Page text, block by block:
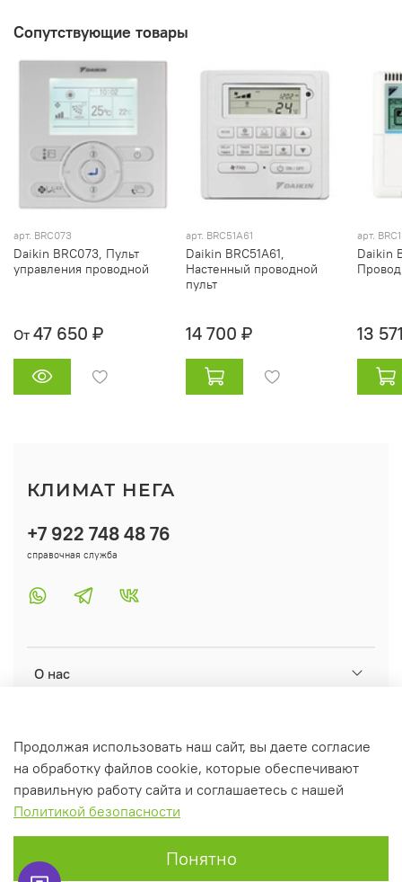
Сопутствующие товары
арт. BRC073
Daikin BRC073, Пульт
управления проводной
От 47 650 ₽
арт. BRC51A61
Daikin BRC51A61,
Настенный проводной
пульт
14 700 ₽
арт.
Daikin
13
О нас
Информация
+7 922 748 48 76
справочная служба
КЛИМАТ НЕГА
Продолжая использовать наш сайт, вы даете согласие
на обработку файлов cookie, которые обеспечивают
правильную работу сайта и соглашаетесь с нашей
Политикой безопасности
Понятно